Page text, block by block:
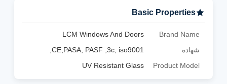
Basic Properties
Brand Name
LCM Windows And Doors
شهادة
CE,PASA, PASF ,3c, iso9001,
Product Model
UV Resistant Glass